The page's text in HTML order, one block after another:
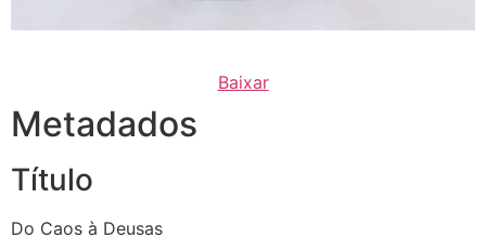
Baixar
Metadados
Título
Do Caos à Deusas